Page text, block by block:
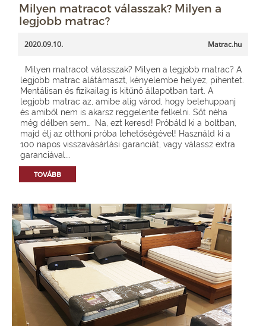
Milyen matracot válasszak? Milyen a
legjobb matrac?
2020.09.10. Matrac.hu
Milyen matracot válasszak? Milyen a legjobb matrac? A
legjobb matrac alátámaszt, kényelembe helyez, pihentet.
Mentálisan és fizikailag is kitűnő állapotban tart. A
legjobb matrac az, amibe alig várod, hogy belehuppanj
és amiből nem is akarsz reggelente felkelni. Sőt néha
még délben sem… Na, ezt keresd! Próbáld ki a boltban,
majd élj az otthoni próba lehetőségével! Használd ki a
100 napos visszavásárlási garanciát, vagy válassz extra
garanciával...
TOVÁBB